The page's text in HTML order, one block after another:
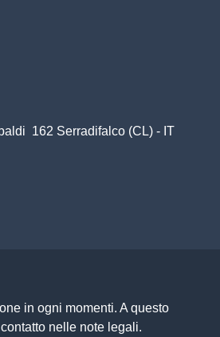
162 Serradifalco (CL) - IT
in ogni momenti. A questo
nelle note legali.